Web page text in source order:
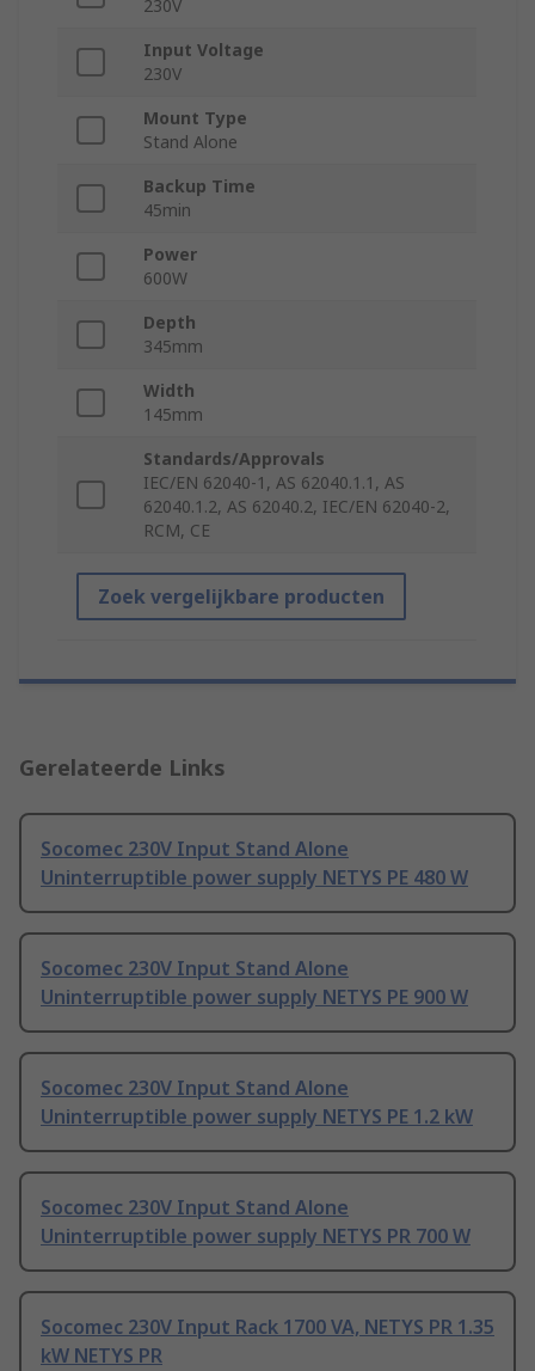
230V
Input Voltage
230V
Mount Type
Stand Alone
Backup Time
45min
Power
600W
Depth
345mm
Width
145mm
Standards/Approvals
IEC/EN 62040-1, AS 62040.1.1, AS
62040.1.2, AS 62040.2, IEC/EN 62040-2,
RCM, CE
Zoek vergelijkbare producten
Gerelateerde Links
Socomec 230V Input Stand Alone
Uninterruptible power supply NETYS PE 480 W
Socomec 230V Input Stand Alone
Uninterruptible power supply NETYS PE 900 W
Socomec 230V Input Stand Alone
Uninterruptible power supply NETYS PE 1.2 kW
Socomec 230V Input Stand Alone
Uninterruptible power supply NETYS PR 700 W
Socomec 230V Input Rack 1700 VA, NETYS PR 1.35
kW NETYS PR